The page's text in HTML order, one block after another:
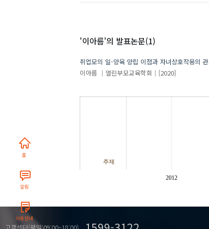
홈
알림
이용안내
'이아름'의 발표논문(1)
취업모의 일-양육 양립 이점과 자녀상호작용의
이아름
열린부모교육학회 [2020]
2012
주제